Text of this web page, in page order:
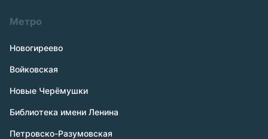
Метро
Новогиреево
Войковская
Новые Черёмушки
Библиотека имени Ленина
Петровско-Разумовская